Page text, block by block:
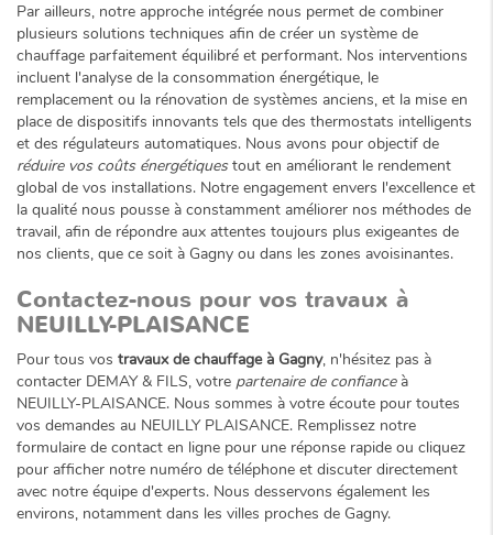
Par ailleurs, notre approche intégrée nous permet de combiner
plusieurs solutions techniques afin de créer un système de
chauffage parfaitement équilibré et performant. Nos interventions
incluent l'analyse de la consommation énergétique, le
remplacement ou la rénovation de systèmes anciens, et la mise en
place de dispositifs innovants tels que des thermostats intelligents
et des régulateurs automatiques. Nous avons pour objectif de
réduire vos coûts énergétiquestout en améliorant le rendement
global de vos installations. Notre engagement envers l'excellence et
la qualité nous pousse à constamment améliorer nos méthodes de
travail, afin de répondre aux attentes toujours plus exigeantes de
nos clients, que ce soit à Gagny ou dans les zones avoisinantes.
Contactez-nous pour vos travaux à
NEUILLY-PLAISANCE
Pour tous vos travaux de chauffage à Gagny, n'hésitez pas à
contacter DEMAY & FILS, votre partenaire de confianceà
NEUILLY-PLAISANCE. Nous sommes à votre écoute pour toutes
vos demandes au NEUILLY PLAISANCE. Remplissez notre
formulaire de contact en ligne pour une réponse rapide ou cliquez
pour afficher notre numéro de téléphone et discuter directement
avec notre équipe d'experts. Nous desservons également les
environs, notamment dans les villes proches de Gagny.